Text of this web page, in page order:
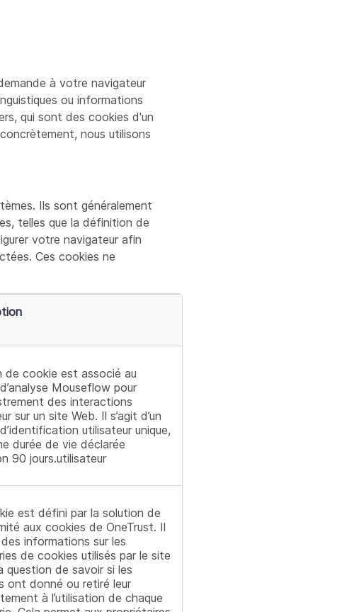
à votre navigateur
ou informations
qui sont des cookies d'un
nous utilisons
Ils sont généralement
telles que la définition de
votre navigateur afin
Ces cookies ne
de cookie est associé au
Mouseflow pour
des interactions
sur un site Web. Il s’agit d’un
utilisateur unique,
durée de vie déclarée
90 jours.utilisateur
est défini par la solution de
aux cookies de OneTrust. Il
informations sur les
de cookies utilisés par le site
question de savoir si les
ont donné ou retiré leur
à l’utilisation de chaque